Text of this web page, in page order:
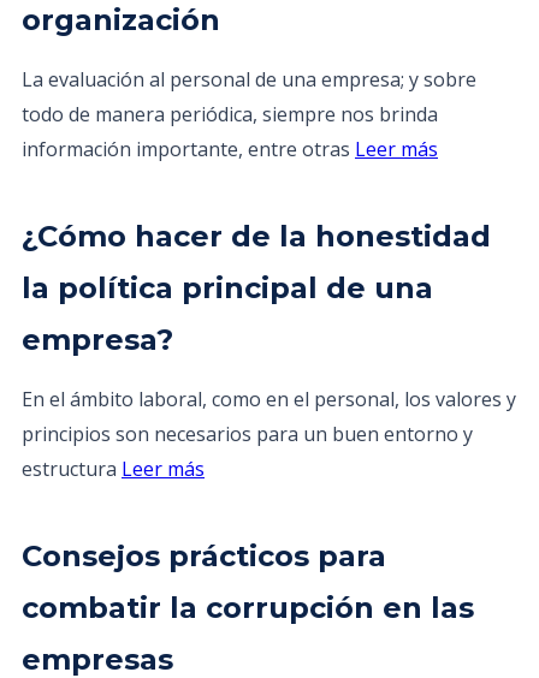
organización
La evaluación al personal de una empresa; y sobre
todo de manera periódica, siempre nos brinda
información importante, entre otras Leer más
¿Cómo hacer de la honestidad
la política principal de una
empresa?
En el ámbito laboral, como en el personal, los valores y
principios son necesarios para un buen entorno y
estructura Leer más
Consejos prácticos para
combatir la corrupción en las
empresas